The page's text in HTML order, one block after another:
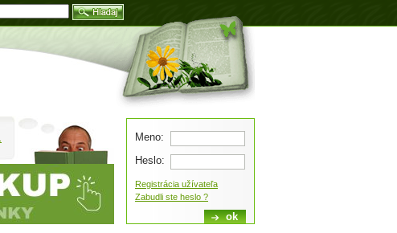
Meno:
Heslo:
Registrácia užívateľa
Zabudli ste heslo ?